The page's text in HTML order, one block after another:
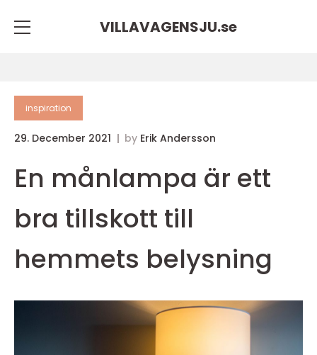
VILLAVAGENSJU.se
inspiration
29. December 2021 by Erik Andersson
En månlampa är ett
bra tillskott till
hemmets belysning